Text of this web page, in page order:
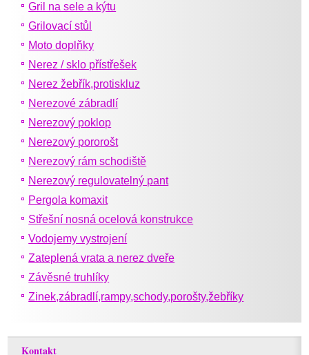
Gril na sele a kýtu
Grilovací stůl
Moto doplňky
Nerez / sklo přístřešek
Nerez žebřík,protiskluz
Nerezové zábradlí
Nerezový poklop
Nerezový pororošt
Nerezový rám schodiště
Nerezový regulovatelný pant
Pergola komaxit
Střešní nosná ocelová konstrukce
Vodojemy vystrojení
Zateplená vrata a nerez dveře
Závěsné truhlíky
Zinek,zábradlí,rampy,schody,porošty,žebříky
Kontakt